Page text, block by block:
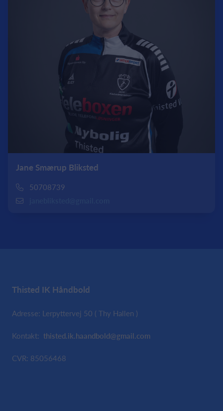
Jane Smærup Bliksted
50708739
Thisted IK Håndbold
Adresse: Lerpyttervej 50 ( Thy Hallen )
Kontakt: thisted.ik.haandbold@gmail.com
CVR: 85056468